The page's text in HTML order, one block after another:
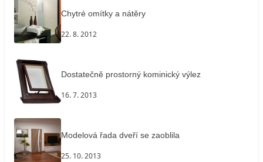
Chytré omítky a nátěry
22. 8. 2012
Dostatečně prostorný kominický výlez
16. 7. 2013
Modelová řada dveří se zaoblila
25. 10. 2013